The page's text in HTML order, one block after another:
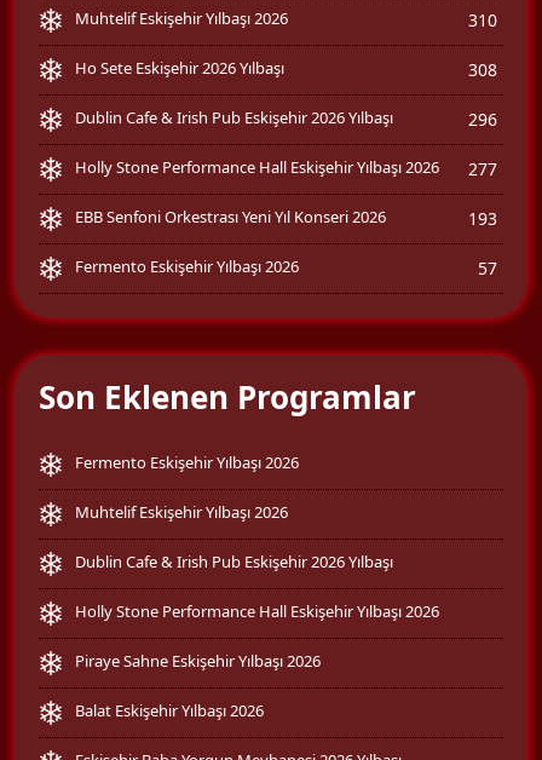
Muhtelif Eskişehir Yılbaşı 2026 310
Ho Sete Eskişehir 2026 Yılbaşı 308
Dublin Cafe & Irish Pub Eskişehir 2026 Yılbaşı 296
Holly Stone Performance Hall Eskişehir Yılbaşı 2026 277
EBB Senfoni Orkestrası Yeni Yıl Konseri 2026 193
Fermento Eskişehir Yılbaşı 2026 57
Son Eklenen Programlar
Fermento Eskişehir Yılbaşı 2026
Muhtelif Eskişehir Yılbaşı 2026
Dublin Cafe & Irish Pub Eskişehir 2026 Yılbaşı
Holly Stone Performance Hall Eskişehir Yılbaşı 2026
Piraye Sahne Eskişehir Yılbaşı 2026
Balat Eskişehir Yılbaşı 2026